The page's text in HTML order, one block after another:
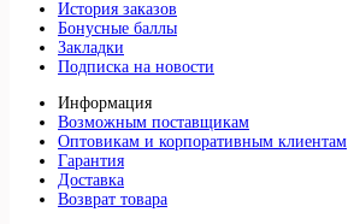
История заказов
Бонусные баллы
Закладки
Подписка на новости
Информация
Возможным поставщикам
Оптовикам и корпоративным клиентам
Гарантия
Доставка
Возврат товара